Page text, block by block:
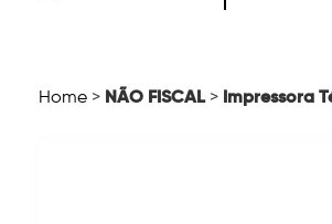
Home > NÃO FISCAL > Impressora